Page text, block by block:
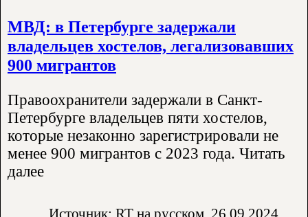
МВД: в Петербурге задержали
владельцев хостелов, легализовавших
900 мигрантов
Правоохранители задержали в Санкт-
Петербурге владельцев пяти хостелов,
которые незаконно зарегистрировали не
менее 900 мигрантов с 2023 года. Читать
далее
Источник: RT на русском 26.09.2024